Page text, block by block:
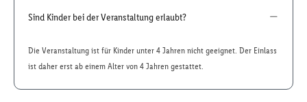
Sind Kinder bei der Veranstaltung erlaubt?
Die Veranstaltung ist für Kinder unter 4 Jahren nicht geeignet. Der Einlass
ist daher erst ab einem Alter von 4 Jahren gestattet.